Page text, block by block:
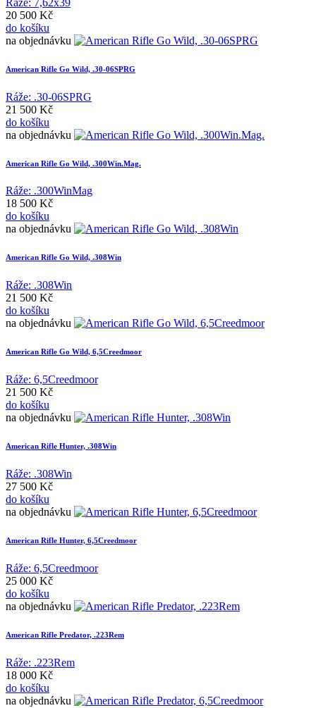
20 500 Kč
do košíku
na objednávku
American Rifle Go Wild, .30-06SPRG
Ráže: .30-06SPRG
21 500 Kč
do košíku
na objednávku
American Rifle Go Wild, .300Win.Mag.
Ráže: .300WinMag
18 500 Kč
do košíku
na objednávku
American Rifle Go Wild, .308Win
Ráže: .308Win
21 500 Kč
do košíku
na objednávku
American Rifle Go Wild, 6,5Creedmoor
Ráže: 6,5Creedmoor
21 500 Kč
do košíku
na objednávku
American Rifle Hunter, .308Win
Ráže: .308Win
27 500 Kč
do košíku
na objednávku
American Rifle Hunter, 6,5Creedmoor
Ráže: 6,5Creedmoor
25 000 Kč
do košíku
na objednávku
American Rifle Predator, .223Rem
Ráže: .223Rem
18 000 Kč
do košíku
na objednávku